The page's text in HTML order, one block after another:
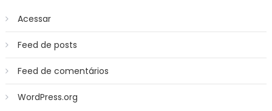
Acessar
Feed de posts
Feed de comentários
WordPress.org